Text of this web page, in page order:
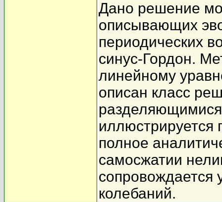
Дано решение
описывающих
периодических
синус-Гордон.
линейному
описан класс
иллюстрируется
полное
самосжатии
сопровождается
колебаний.